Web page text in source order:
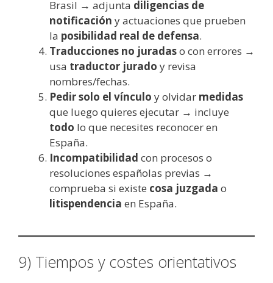
Brasil → adjunta diligencias de
notificación y actuaciones que prueben
la posibilidad real de defensa.
Traducciones no juradaso con errores →
usa traductor jurado y revisa
nombres/fechas.
Pedir solo el vínculo y olvidar medidas
que luego quieres ejecutar → incluye
todo lo que necesites reconocer en
España.
Incompatibilidad con procesos o
resoluciones españolas previas →
comprueba si existe cosa juzgada o
litispendencia en España.
9) Tiempos y costes orientativos